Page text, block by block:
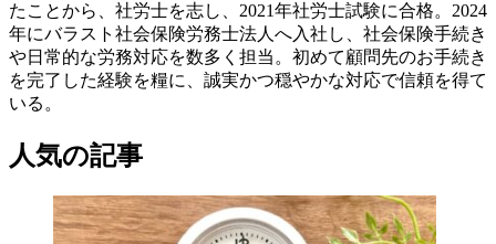
たことから、社労士を志し、2021年社労士試験に合格。2024
年にバラスト社会保険労務士法人へ入社し、社会保険手続き
や日常的な労務対応を数多く担当。初めて顧問先のお手続き
を完了した経験を糧に、誠実かつ穏やかな対応で信頼を得て
いる。
人気の記事